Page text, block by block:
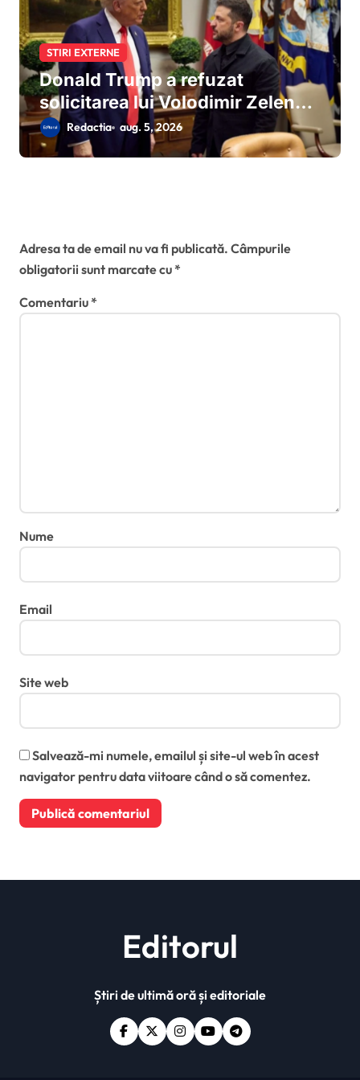
STIRI EXTERNE
Donald Trump a refuzat
solicitarea lui Volodimir Zelenski
pentru rachete Patriot
suplimentare:miza stocurilor
Redactia aug. 5, 2026
Adresa ta de email nu va fi publicată. Câmpurile
obligatorii sunt marcate cu*
Comentariu*
Nume
Email
Site web
Salvează-mi numele, emailul și site-ul web în acest
navigator pentru data viitoare când o să comentez.
Editorul
Știri de ultimă oră și editoriale